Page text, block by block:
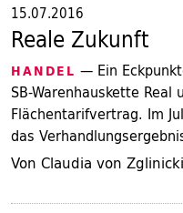
15.07.2016
Reale Zukunft
HANDEL — Ein
SB-Warenhauskette Real
Flächentarifvertrag. Im
das
Von Claudia von Zglinicki